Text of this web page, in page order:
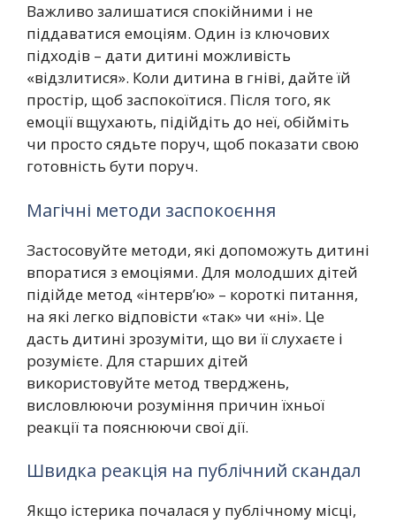
Важливо залишатися спокійними і не
піддаватися емоціям. Один із ключових
підходів – дати дитині можливість
«відзлитися». Коли дитина в гніві, дайте їй
простір, щоб заспокоїтися. Після того, як
емоції вщухають, підійдіть до неї, обійміть
чи просто сядьте поруч, щоб показати свою
готовність бути поруч.
Магічні методи заспокоєння
Застосовуйте методи, які допоможуть дитині
впоратися з емоціями. Для молодших дітей
підійде метод «інтерв’ю» – короткі питання,
на які легко відповісти «так» чи «ні». Це
дасть дитині зрозуміти, що ви її слухаєте і
розумієте. Для старших дітей
використовуйте метод тверджень,
висловлюючи розуміння причин їхньої
реакції та пояснюючи свої дії.
Швидка реакція на публічний скандал
Якщо істерика почалася у публічному місці,